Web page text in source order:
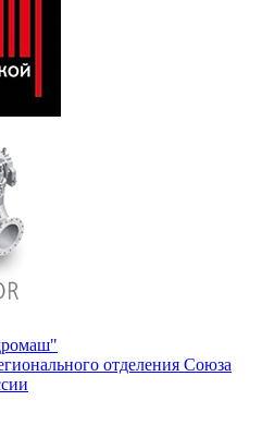
отделения Союза